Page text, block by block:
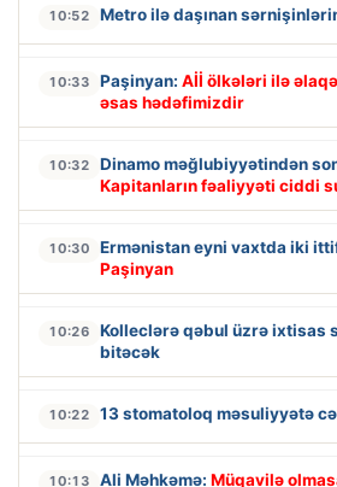
10:52 Metro ilə daşınan
10:33 Paşinyan: Aİİ ölkələri ilə
əsas hədəfimizdir
10:32
Dinamo məğlubiyyətindən
Kapitanların fəaliyyəti ciddi
10:30 Ermənistan eyni vaxtda iki
Paşinyan
10:26
Kolleclərə qəbul üzrə ixtisas
bitəcək
10:22 13 stomatoloq məsuliyyətə
10:13 Ali Məhkəmə: Müqavilə